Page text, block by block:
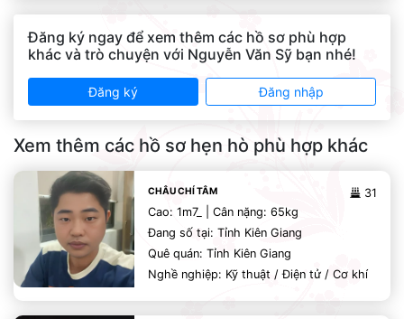
Đăng ký ngay để xem thêm các hồ sơ phù hợp
khác và trò chuyện với Nguyễn Văn Sỹ bạn nhé!
Đăng ký Đăng nhập
Xem thêm các hồ sơ hẹn hò phù hợp khác
31
CHÂU CHÍ TÂM
Cao: 1m7_ | Cân nặng: 65kg
Đang số tại: Tỉnh Kiên Giang
Quê quán: Tỉnh Kiên Giang
Nghề nghiệp: Kỹ thuật / Điện tử / Cơ khí